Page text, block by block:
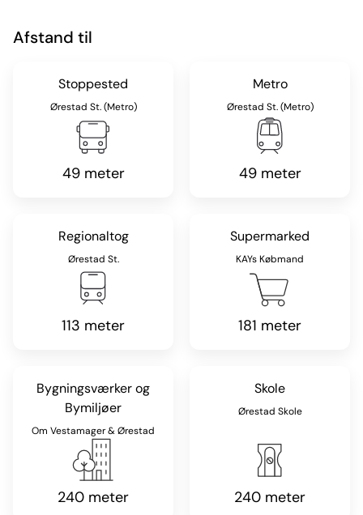
Afstand til
Stoppested
Ørestad St. (Metro)
49 meter
Metro
Ørestad St. (Metro)
49 meter
Regionaltog
Ørestad St.
113 meter
Supermarked
KAYs Købmand
181 meter
Bygningsværker og
Bymiljøer
Om Vestamager & Ørestad
240 meter
Skole
Ørestad Skole
240 meter